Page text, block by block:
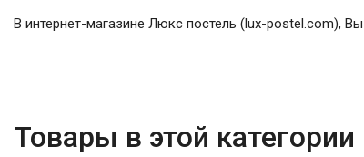
В интернет-магазине Люкс постель (lux-postel.com),
Товары в этой категории